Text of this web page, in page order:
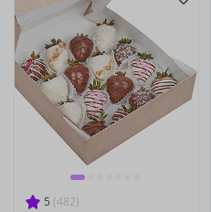
5 (482)